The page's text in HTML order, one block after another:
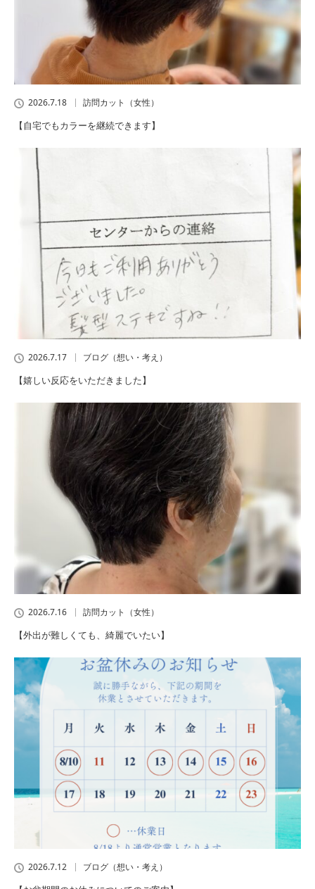
2026.7.18 訪問カット（女性）
【自宅でもカラーを継続できます】
2026.7.17 ブログ（想い・考え）
【嬉しい反応をいただきました】
2026.7.16 訪問カット（女性）
【外出が難しくても、綺麗でいたい】
2026.7.12 ブログ（想い・考え）